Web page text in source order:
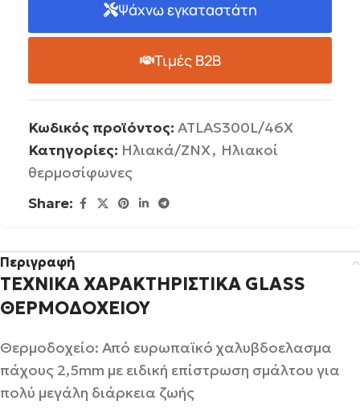
Ψάχνω εγκαταστάτη
Τιμές B2B
Κωδικός προϊόντος: ATLAS300L/46X
Κατηγορίες: Ηλιακά/ΖΝΧ, Ηλιακοί
θερμοσίφωνες
Share:
Περιγραφή
TΕΧΝΙΚΑ ΧΑΡΑΚΤΗΡΙΣΤΙΚΑ GLASS
ΘΕΡΜΟΔΟΧΕΙΟΥ
Θερμοδοχείο: Από ευρωπαϊκό χαλυβδοελασμα
πάχους 2,5mm με ειδική επίστρωση σμάλτου για
πολύ μεγάλη διάρκεια ζωής